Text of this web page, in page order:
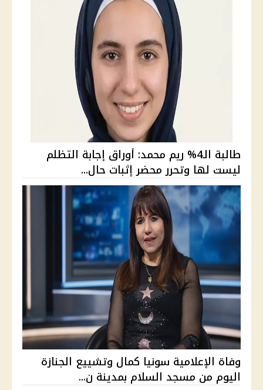
طالبة الـ4% ريم محمد: أوراق إجابة التظلم
ليست لها وتحرر محضر إثبات حال...
وفاة الإعلامية سونيا كمال وتشييع الجنازة
اليوم من مسجد السلام بمدينة ن...